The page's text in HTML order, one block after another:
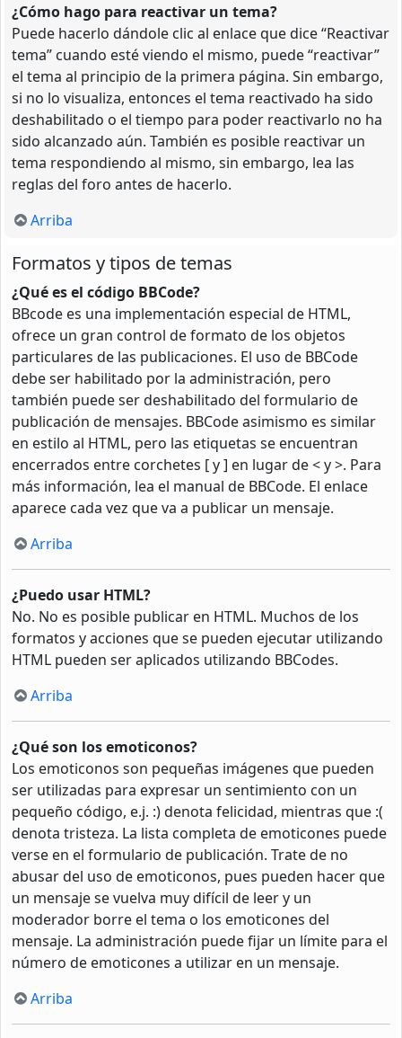
¿Cómo hago para reactivar un tema?
Puede hacerlo dándole clic al enlace que dice “Reactivar
tema” cuando esté viendo el mismo, puede “reactivar”
el tema al principio de la primera página. Sin embargo,
si no lo visualiza, entonces el tema reactivado ha sido
deshabilitado o el tiempo para poder reactivarlo no ha
sido alcanzado aún. También es posible reactivar un
tema respondiendo al mismo, sin embargo, lea las
reglas del foro antes de hacerlo.
Arriba
Formatos y tipos de temas
¿Qué es el código BBCode?
BBcode es una implementación especial de HTML,
ofrece un gran control de formato de los objetos
particulares de las publicaciones. El uso de BBCode
debe ser habilitado por la administración, pero
también puede ser deshabilitado del formulario de
publicación de mensajes. BBCode asimismo es similar
en estilo al HTML, pero las etiquetas se encuentran
encerrados entre corchetes [ y ] en lugar de < y >. Para
más información, lea el manual de BBCode. El enlace
aparece cada vez que va a publicar un mensaje.
Arriba
¿Puedo usar HTML?
No. No es posible publicar en HTML. Muchos de los
formatos y acciones que se pueden ejecutar utilizando
HTML pueden ser aplicados utilizando BBCodes.
Arriba
¿Qué son los emoticonos?
Los emoticonos son pequeñas imágenes que pueden
ser utilizadas para expresar un sentimiento con un
pequeño código, e.j. :) denota felicidad, mientras que :(
denota tristeza. La lista completa de emoticones puede
verse en el formulario de publicación. Trate de no
abusar del uso de emoticonos, pues pueden hacer que
un mensaje se vuelva muy difícil de leer y un
moderador borre el tema o los emoticones del
mensaje. La administración puede fijar un límite para el
número de emoticones a utilizar en un mensaje.
Arriba